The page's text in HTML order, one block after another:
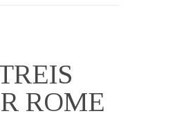
ROME